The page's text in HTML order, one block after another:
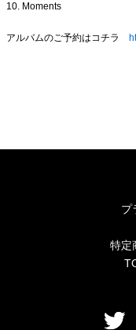
10. Moments
アルバムのご予約はコチラ
プ
特定